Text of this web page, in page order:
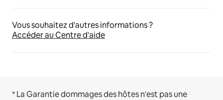
Vous souhaitez d'autres informations ?
Accéder au Centre d'aide
* La Garantie dommages des hôtes n'est pas une